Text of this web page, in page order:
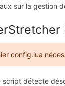
sur la gestion
config.lua
script détecte